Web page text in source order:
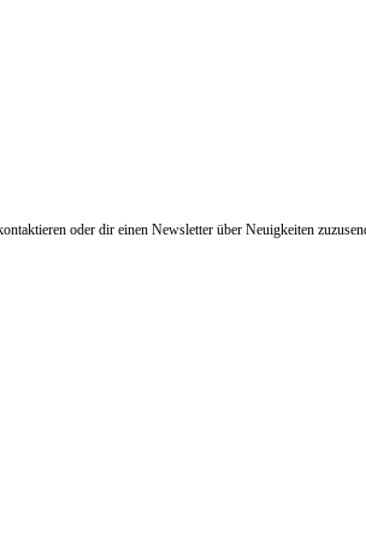
oder dir einen Newsletter über Neuigkeiten